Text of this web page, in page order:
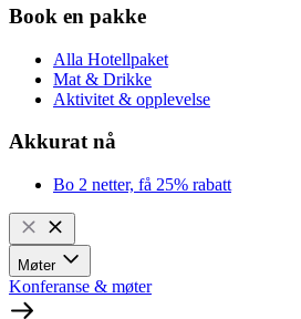
Book en pakke
Alla Hotellpaket
Mat & Drikke
Aktivitet & opplevelse
Akkurat nå
Bo 2 netter, få 25% rabatt
Møter
Konferanse & møter